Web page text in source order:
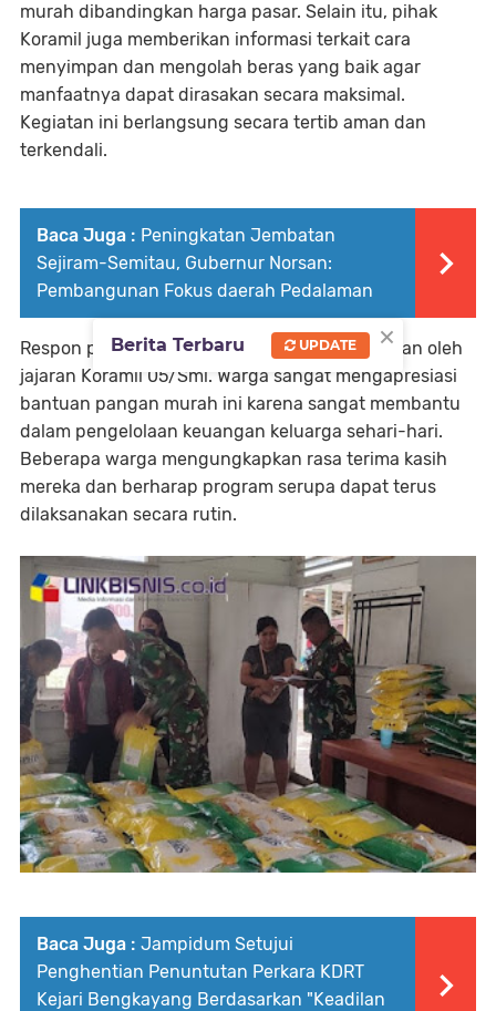
murah dibandingkan harga pasar. Selain itu, pihak
Koramil juga memberikan informasi terkait cara
menyimpan dan mengolah beras yang baik agar
manfaatnya dapat dirasakan secara maksimal.
Kegiatan ini berlangsung secara tertib aman dan
terkendali.
Baca Juga : Peningkatan Jembatan
Sejiram-Semitau, Gubernur Norsan:
Pembangunan Fokus daerah Pedalaman
Respon positif dari masyarakat sangat dirasakan oleh
jajaran Koramil 05/Sml. Warga sangat mengapresiasi
bantuan pangan murah ini karena sangat membantu
dalam pengelolaan keuangan keluarga sehari-hari.
Beberapa warga mengungkapkan rasa terima kasih
mereka dan berharap program serupa dapat terus
dilaksanakan secara rutin.
Baca Juga : Jampidum Setujui
Penghentian Penuntutan Perkara KDRT
Kejari Bengkayang Berdasarkan "Keadilan
×
Berita Terbaru UPDATE